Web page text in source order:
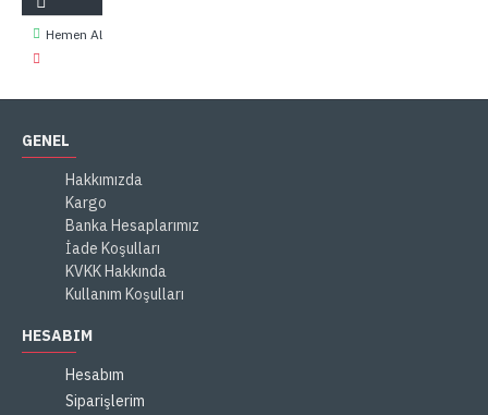
Hemen Al
GENEL
Hakkımızda
Kargo
Banka Hesaplarımız
İade Koşulları
KVKK Hakkında
Kullanım Koşulları
HESABIM
Hesabım
Siparişlerim